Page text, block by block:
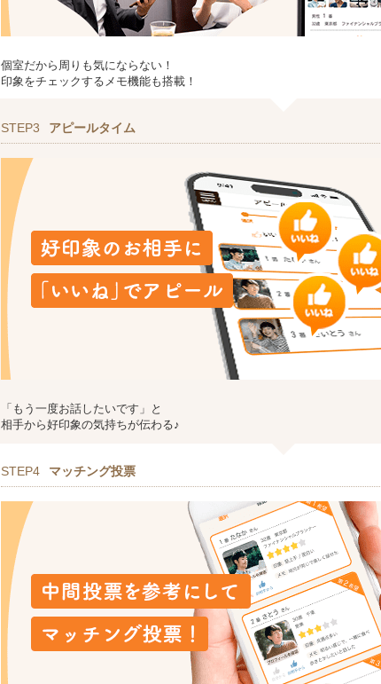
個室だから周りも気にならない！
印象をチェックするメモ機能も搭載！
STEP3 アピールタイム
「もう一度お話したいです」と
相手から好印象の気持ちが伝わる♪
STEP4 マッチング投票